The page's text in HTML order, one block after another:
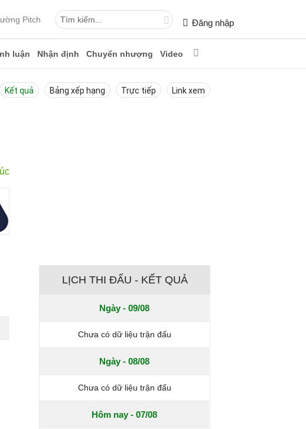
Pitch Đăng nhập
luận Nhận định Chuyển nhượng Video
Kết quả Bảng xếp hạng Trực tiếp Link xem
LỊCH THI ĐẤU - KẾT QUẢ
Ngày - 09/08
Chưa có dữ liệu trận đấu
Ngày - 08/08
Chưa có dữ liệu trận đấu
Hôm nay - 07/08